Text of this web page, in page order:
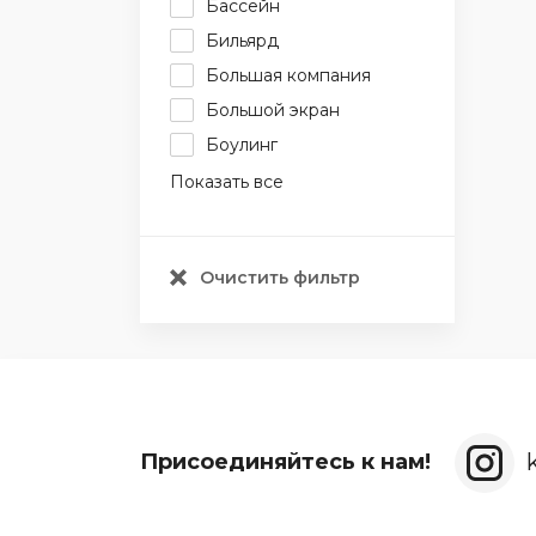
Бассейн
Бильярд
Большая компания
Большой экран
Боулинг
Показать все
Очистить фильтр
Присоединяйтесь к нам!